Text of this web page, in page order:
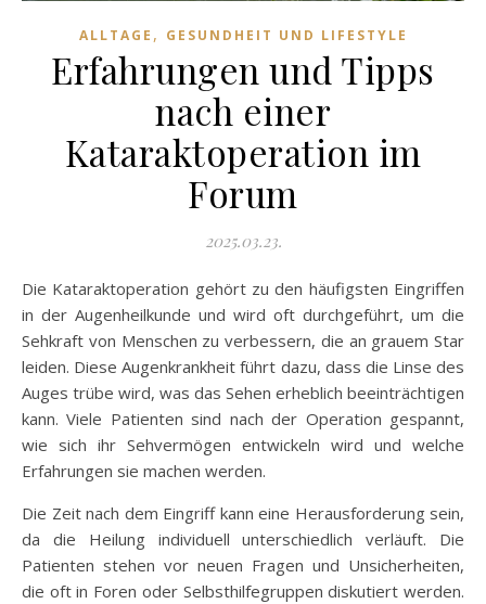
ALLTAGE , GESUNDHEIT UND LIFESTYLE
Erfahrungen und Tipps
nach einer
Kataraktoperation im
Forum
2025.03.23.
Die Kataraktoperation gehört zu den häufigsten Eingriffen
in der Augenheilkunde und wird oft durchgeführt, um die
Sehkraft von Menschen zu verbessern, die an grauem Star
leiden. Diese Augenkrankheit führt dazu, dass die Linse des
Auges trübe wird, was das Sehen erheblich beeinträchtigen
kann. Viele Patienten sind nach der Operation gespannt,
wie sich ihr Sehvermögen entwickeln wird und welche
Erfahrungen sie machen werden.
Die Zeit nach dem Eingriff kann eine Herausforderung sein,
da die Heilung individuell unterschiedlich verläuft. Die
Patienten stehen vor neuen Fragen und Unsicherheiten,
die oft in Foren oder Selbsthilfegruppen diskutiert werden.